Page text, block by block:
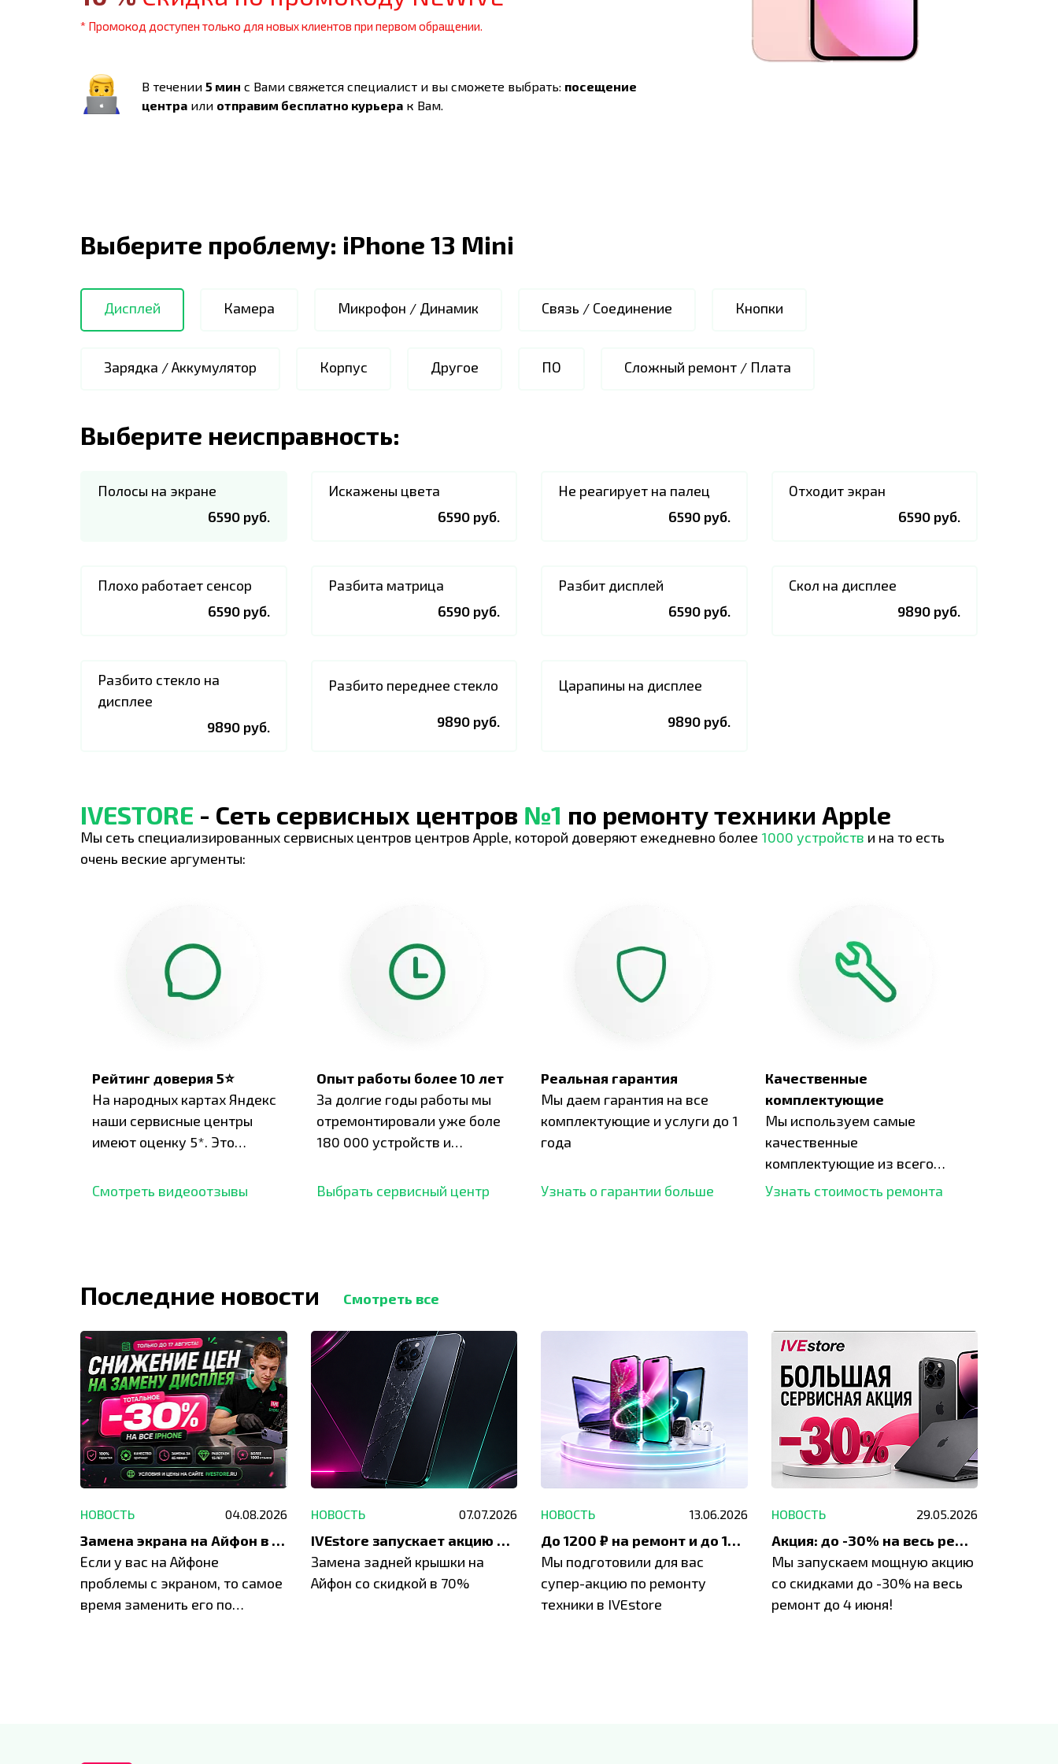
* Промокод доступен только для новых клиентов при первом обращении.
В течении 5 мин с Вами свяжется специалист и вы сможете выбрать: посещение
центра или отправим бесплатно курьера к Вам.
Выберите проблему: iPhone 13 Mini
Дисплей Камера Микрофон / Динамик Связь / Соединение Кнопки
Зарядка / Аккумулятор Корпус Другое ПО Сложный ремонт / Плата
Выберите неисправность:
Полосы на экране
6590 руб.
Искажены цвета
6590 руб.
Не реагирует на палец
6590 руб.
Отходит экран
6590 руб.
Плохо работает сенсор
6590 руб.
Разбита матрица
6590 руб.
Разбит дисплей
6590 руб.
Скол на дисплее
9890 руб.
Разбито стекло на
дисплее
9890 руб.
Разбито переднее стекло
9890 руб.
Царапины на дисплее
9890 руб.
IVESTORE - Сеть сервисных центров №1 по ремонту техники Apple
Мы сеть специализированных сервисных центров центров Apple, которой доверяют ежедневно более 1000 устройств и на то есть
очень веские аргументы:
Рейтинг доверия 5⭐
На народных картах Яндекс
наши сервисные центры
имеют оценку 5*. Это
отзывов,
Смотреть видеоотзывы
Опыт работы более 10 лет
За долгие годы работы мы
отремонтировали уже боле
180 000 устройств и
опыт.
Выбрать сервисный центр
Реальная гарантия
Мы даем гарантия на все
комплектующие и услуги до 1
года
Узнать о гарантии больше
Качественные
комплектующие
Мы используем самые
качественные
комплектующие из всего
рынка и используем самое
Узнать стоимость ремонта
Последние новости Смотреть все
НОВОСТЬ 04.08.2026
Замена экрана на Айфон в Москве и Балашихе
Если у вас на Айфоне
проблемы с экраном, то самое
время заменить его по
НОВОСТЬ 07.07.2026
IVEstore запускает акцию на замену заднего стекла
Замена задней крышки на
Айфон со скидкой в 70%
НОВОСТЬ 13.06.2026
До 1200 ₽ на ремонт и до 1500 ₽ на покупку техники Apple
Мы подготовили для вас
супер-акцию по ремонту
техники в IVEstore
НОВОСТЬ 29.05.2026
Акция: до -30% на весь ремонт техники Apple
Мы запускаем мощную акцию
со скидками до -30% на весь
ремонт до 4 июня!